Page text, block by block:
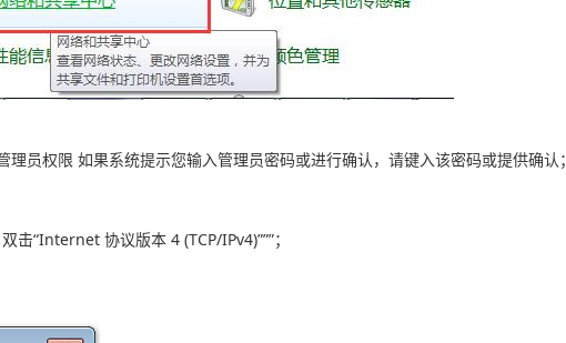
员权限 如果系统提示您输入管理员密码或进行确认，请键入该密码或提供确认；
击“Internet 协议版本 4 (TCP/IPv4)”””；